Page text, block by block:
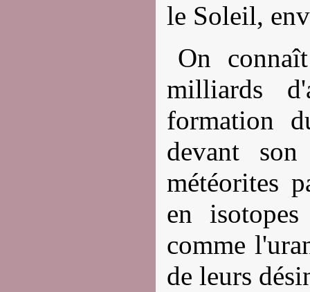
le Soleil,
On
milliards
formation
devant
météorites
en
comme
de leurs